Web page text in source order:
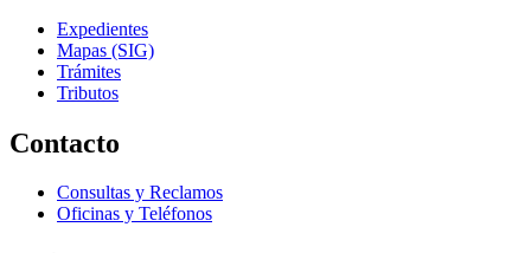
Expedientes
Mapas (SIG)
Trámites
Tributos
Contacto
Consultas y Reclamos
Oficinas y Teléfonos